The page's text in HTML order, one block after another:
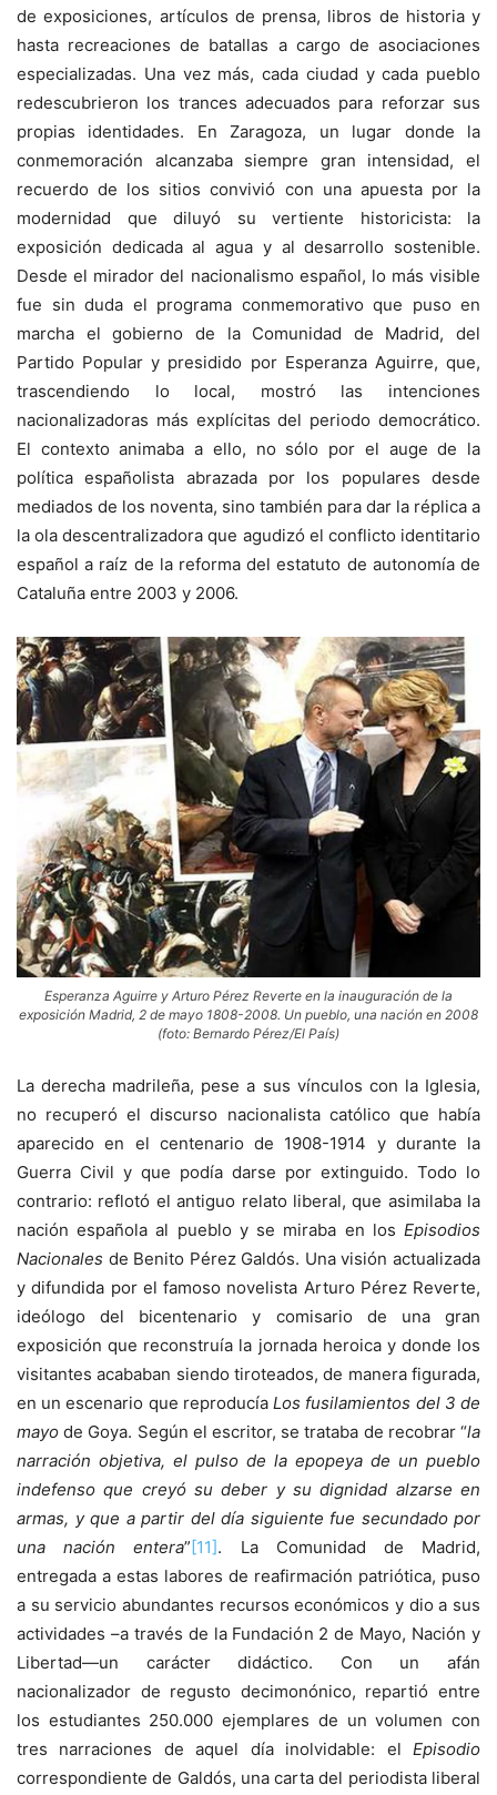
de exposiciones, artículos de prensa, libros de historia y
hasta recreaciones de batallas a cargo de asociaciones
especializadas. Una vez más, cada ciudad y cada pueblo
redescubrieron los trances adecuados para reforzar sus
propias identidades. En Zaragoza, un lugar donde la
conmemoración alcanzaba siempre gran intensidad, el
recuerdo de los sitios convivió con una apuesta por la
modernidad que diluyó su vertiente historicista: la
exposición dedicada al agua y al desarrollo sostenible.
Desde el mirador del nacionalismo español, lo más visible
fue sin duda el programa conmemorativo que puso en
marcha el gobierno de la Comunidad de Madrid, del
Partido Popular y presidido por Esperanza Aguirre, que,
trascendiendo lo local, mostró las intenciones
nacionalizadoras más explícitas del periodo democrático.
El contexto animaba a ello, no sólo por el auge de la
política españolista abrazada por los populares desde
mediados de los noventa, sino también para dar la réplica a
la ola descentralizadora que agudizó el conflicto identitario
español a raíz de la reforma del estatuto de autonomía de
Cataluña entre 2003 y 2006.
Esperanza Aguirre y Arturo Pérez Reverte en la inauguración de la
exposición Madrid, 2 de mayo 1808-2008. Un pueblo, una nación en 2008
(foto: Bernardo Pérez/El País)
La derecha madrileña, pese a sus vínculos con la Iglesia,
no recuperó el discurso nacionalista católico que había
aparecido en el centenario de 1908-1914 y durante la
Guerra Civil y que podía darse por extinguido. Todo lo
contrario: reflotó el antiguo relato liberal, que asimilaba la
nación española al pueblo y se miraba en los Episodios
Nacionales de Benito Pérez Galdós. Una visión actualizada
y difundida por el famoso novelista Arturo Pérez Reverte,
ideólogo del bicentenario y comisario de una gran
exposición que reconstruía la jornada heroica y donde los
visitantes acababan siendo tiroteados, de manera figurada,
en un escenario que reproducíaLos fusilamientos del 3 de
mayo de Goya. Según el escritor, se trataba de recobrar “la
narración objetiva, el pulso de la epopeya de un pueblo
indefenso que creyó su deber y su dignidad alzarse en
armas, y que a partir del día siguiente fue secundado por
una nación entera” [11]. La Comunidad de Madrid,
entregada a estas labores de reafirmación patriótica, puso
a su servicio abundantes recursos económicos y dio a sus
actividades –a través de la Fundación 2 de Mayo, Nación y
Libertad—un carácter didáctico. Con un afán
nacionalizador de regusto decimonónico, repartió entre
los estudiantes 250.000 ejemplares de un volumen con
tres narraciones de aquel día inolvidable: el Episodio
correspondiente de Galdós, una carta del periodista liberal